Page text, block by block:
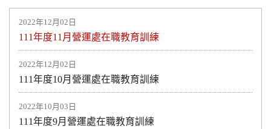
2022年12月02日
111年度11月營運處在職教育訓練
2022年12月02日
111年度10月營運處在職教育訓練
2022年10月03日
111年度9月營運處在職教育訓練